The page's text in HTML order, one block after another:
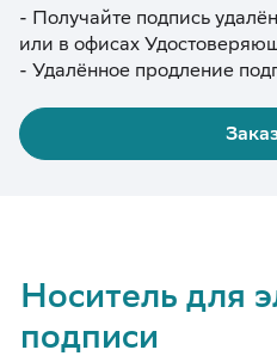
- Получайте подпись
или в офисах
- Удалённое продление
Носитель для
подписи